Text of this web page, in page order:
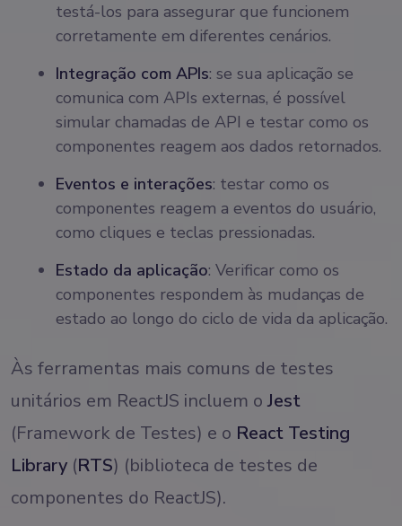
testá-los para assegurar que funcionem
corretamente em diferentes cenários.
Integração com APIs: se sua aplicação se
comunica com APIs externas, é possível
simular chamadas de API e testar como os
componentes reagem aos dados retornados.
Eventos e interações: testar como os
componentes reagem a eventos do usuário,
como cliques e teclas pressionadas.
Estado da aplicação: Verificar como os
componentes respondem às mudanças de
estado ao longo do ciclo de vida da aplicação.
Às ferramentas mais comuns de testes
unitários em ReactJS incluem o Jest
(Framework de Testes) e o React Testing
Library (RTS) (biblioteca de testes de
componentes do ReactJS).